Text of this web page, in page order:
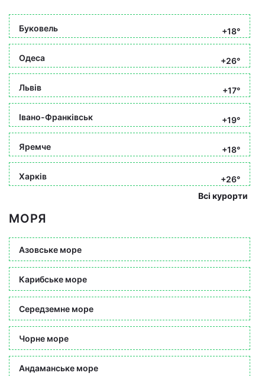
Буковель +18°
Одеса +26°
Львів +17°
Івано-Франківськ +19°
Яремче +18°
Харків
+26°
Всі курорти
МОРЯ
Азовське море
Карибське море
Середземне море
Чорне море
Андаманське море